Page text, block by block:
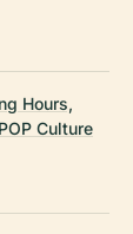
Hours,
Culture